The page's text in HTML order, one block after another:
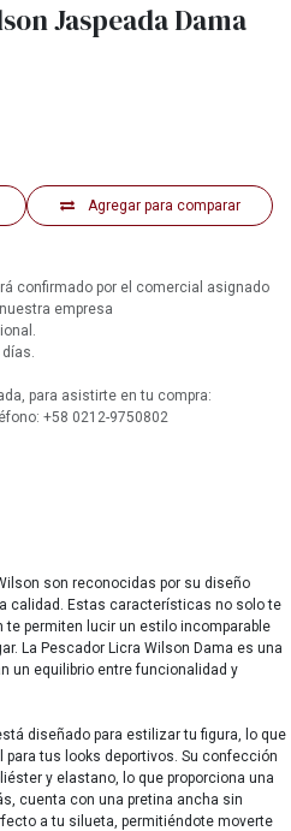
Jaspeada Dama
Agregar para comparar
confirmado por el comercial asignado
empresa
para asistirte en tu compra:
+58 0212-9750802
son reconocidas por su diseño
calidad. Estas características no solo te
te permiten lucir un estilo incomparable
La Pescador Licra Wilson Dama es una
un equilibrio entre funcionalidad y
diseñado para estilizar tu figura, lo que
para tus looks deportivos. Su confección
y elastano, lo que proporciona una
cuenta con una pretina ancha sin
a tu silueta, permitiéndote moverte